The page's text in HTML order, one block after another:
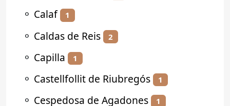
⚬ Calaf 1
⚬ Caldas de Reis 2
⚬ Capilla 1
⚬ Castellfollit de Riubregós 1
⚬ Cespedosa de Agadones 1